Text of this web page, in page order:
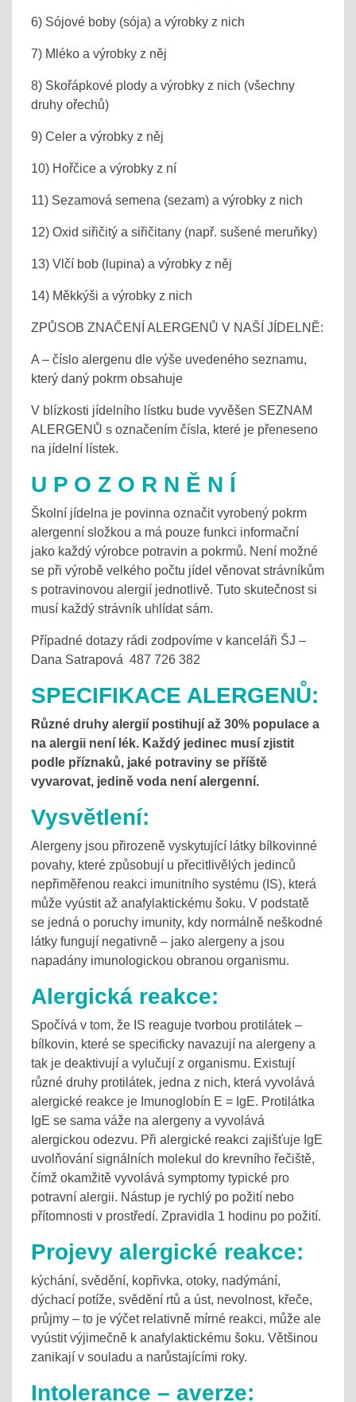
6) Sójové boby (sója) a výrobky z nich
7) Mléko a výrobky z něj
8) Skořápkové plody a výrobky z nich (všechny
druhy ořechů)
9) Celer a výrobky z něj
10) Hořčice a výrobky z ní
11) Sezamová semena (sezam) a výrobky z nich
12) Oxid siřičitý a siřičitany (např. sušené meruňky)
13) Vlčí bob (lupina) a výrobky z něj
14) Měkkýši a výrobky z nich
ZPŮSOB ZNAČENÍ ALERGENŮ V NAŠÍ JÍDELNĚ:
A – číslo alergenu dle výše uvedeného seznamu,
který daný pokrm obsahuje
V blízkosti jídelního lístku bude vyvěšen SEZNAM
ALERGENŮ s označením čísla, které je přeneseno
na jídelní lístek.
U P O Z O R N Ě N Í
Školní jídelna je povinna označit vyrobený pokrm
alergenní složkou a má pouze funkci informační
jako každý výrobce potravin a pokrmů. Není možné
se při výrobě velkého počtu jídel věnovat strávníkům
s potravinovou alergií jednotlivě. Tuto skutečnost si
musí každý strávník uhlídat sám.
Případné dotazy rádi zodpovíme v kanceláři ŠJ –
Dana Satrapová 487 726 382
SPECIFIKACE ALERGENŮ:
Různé druhy alergií postihují až 30% populace a
na alergii není lék. Každý jedinec musí zjistit
podle příznaků, jaké potraviny se příště
vyvarovat, jedině voda není alergenní.
Vysvětlení:
Alergeny jsou přirozeně vyskytující látky bílkovinné
povahy, které způsobují u přecitlivělých jedinců
nepřiměřenou reakci imunitního systému (IS), která
může vyústit až anafylaktickému šoku. V podstatě
se jedná o poruchy imunity, kdy normálně neškodné
látky fungují negativně – jako alergeny a jsou
napadány imunologickou obranou organismu.
Alergická reakce:
Spočívá v tom, že IS reaguje tvorbou protilátek –
bílkovin, které se specificky navazují na alergeny a
tak je deaktivují a vylučují z organismu. Existují
různé druhy protilátek, jedna z nich, která vyvolává
alergické reakce je Imunoglobín E = IgE. Protilátka
IgE se sama váže na alergeny a vyvolává
alergickou odezvu. Při alergické reakci zajišťuje IgE
uvolňování signálních molekul do krevního řečiště,
čímž okamžitě vyvolává symptomy typické pro
potravní alergii. Nástup je rychlý po požití nebo
přítomnosti v prostředí. Zpravidla 1 hodinu po požití.
Projevy alergické reakce:
kýchání, svědění, kopřivka, otoky, nadýmání,
dýchací potíže, svědění rtů a úst, nevolnost, křeče,
průjmy – to je výčet relativně mírné reakci, může ale
vyústit výjimečně k anafylaktickému šoku. Většinou
zanikají v souladu a narůstajícími roky.
Intolerance – averze: